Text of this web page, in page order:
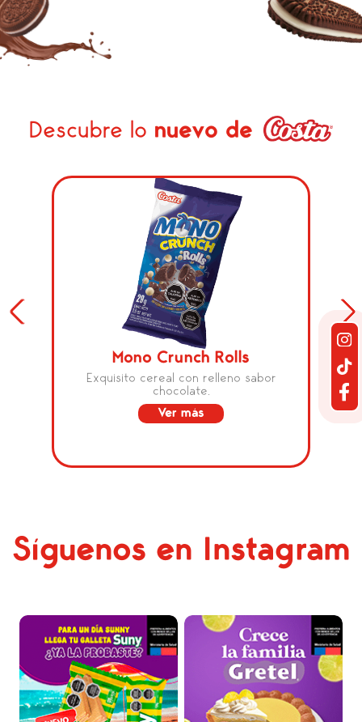
Descubre lo nuevo de
Mono Crunch Rolls
Exquisito cereal con relleno sabor
chocolate.
Ver más
Síguenos en Instagram